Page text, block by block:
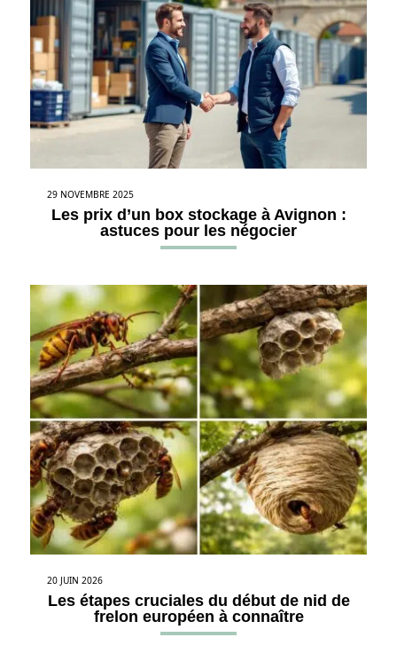
29 NOVEMBRE 2025
Les prix d’un box stockage à Avignon :
astuces pour les négocier
20 JUIN 2026
Les étapes cruciales du début de nid de
frelon européen à connaître